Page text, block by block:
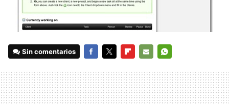
Sin comentarios
MAIL